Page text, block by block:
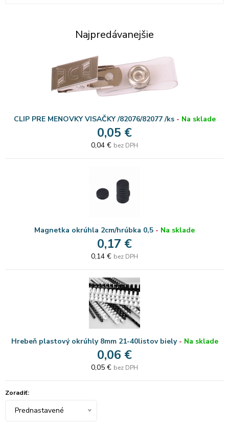
Najpredávanejšie
CLIP PRE MENOVKY VISAČKY /82076/82077 /ks- Na sklade
0,05 €
0,04 € bez DPH
Magnetka okrúhla 2cm/hrúbka 0,5 - Na sklade
0,17 €
0,14 € bez DPH
Hrebeň plastový okrúhly 8mm 21-40listov biely- Na sklade
0,06 €
0,05 € bez DPH
Zoradiť:
Prednastavené